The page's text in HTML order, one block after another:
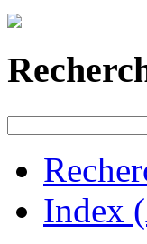
Index